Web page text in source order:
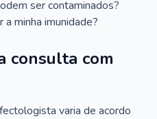
ser contaminados?
minha imunidade?
consulta com
varia de acordo